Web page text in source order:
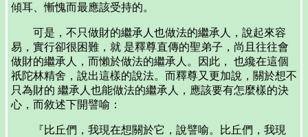
傾耳、慚愧而最應該受持的。
可是，不只做財的繼承人也做法的繼承人，說起來容
易，實行卻很困難，就 是釋尊直傳的聖弟子，尚且往往會
做財的繼承人，而懶於做法的繼承人。因此， 也纔在這個
祇陀林精舍，說出這樣的說法。而釋尊又更加說，關於想不
只為財的 繼承人也能做法的繼承人，應該要有怎麼樣的決
心，而敘述下開譬喻：
『比丘們，我現在想關於它，說譬喻。比丘們，我現